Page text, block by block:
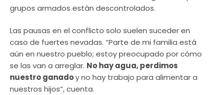
grupos armados están descontrolados.
Las pausas en el conflicto solo suelen suceder en
caso de fuertes nevadas. “Parte de mi familia está
aún en nuestro pueblo; estoy preocupado por cómo
se las van a arreglar. No hay agua, perdimos
nuestro ganadoy no hay trabajo para alimentar a
nuestros hijos”, cuenta.